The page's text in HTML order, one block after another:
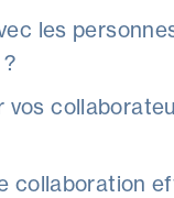
les
vos
collaboration